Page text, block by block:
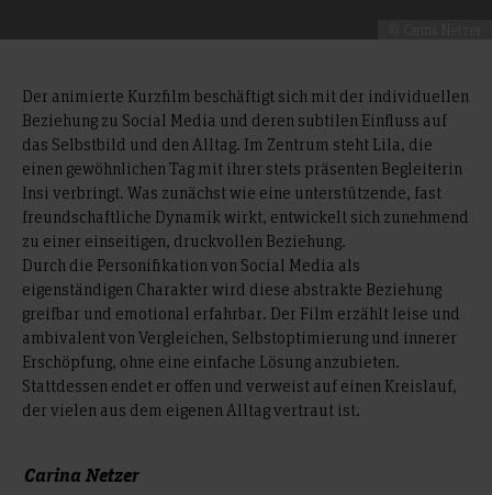
Der animierte Kurzfilm beschäftigt sich mit der individuellen
Beziehung zu Social Media und deren subtilen Einfluss auf
das Selbstbild und den Alltag. Im Zentrum steht Lila, die
einen gewöhnlichen Tag mit ihrer stets präsenten Begleiterin
Insi verbringt. Was zunächst wie eine unterstützende, fast
freundschaftliche Dynamik wirkt, entwickelt sich zunehmend
zu einer einseitigen, druckvollen Beziehung.
Durch die Personifikation von Social Media als
eigenständigen Charakter wird diese abstrakte Beziehung
greifbar und emotional erfahrbar. Der Film erzählt leise und
ambivalent von Vergleichen, Selbstoptimierung und innerer
Erschöpfung, ohne eine einfache Lösung anzubieten.
Stattdessen endet er offen und verweist auf einen Kreislauf,
der vielen aus dem eigenen Alltag vertraut ist.
Carina Netzer